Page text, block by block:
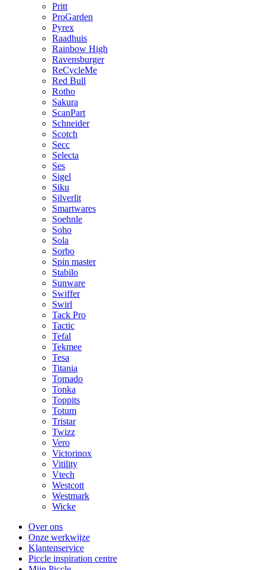
Pritt
ProGarden
Pyrex
Raadhuis
Rainbow High
Ravensburger
ReCycleMe
Red Bull
Rotho
Sakura
ScanPart
Schneider
Scotch
Secc
Selecta
Ses
Sigel
Siku
Silverlit
Smartwares
Soehnle
Soho
Sola
Sorbo
Spin master
Stabilo
Sunware
Swiffer
Swirl
Tack Pro
Tactic
Tefal
Tekmee
Tesa
Titania
Tomado
Tonka
Toppits
Totum
Tristar
Twizz
Vero
Victorinox
Vitility
Vtech
Westcott
Westmark
Wicke
Over ons
Onze werkwijze
Klantenservice
Piccle inspiration centre